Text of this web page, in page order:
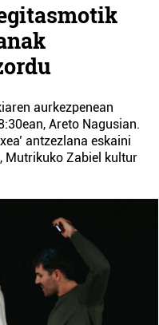
aurkezpenean
Areto Nagusian.
antzezlana eskaini
Mutrikuko Zabiel kultur